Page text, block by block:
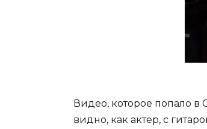
Видео, которое попало в
видно, как актер, с